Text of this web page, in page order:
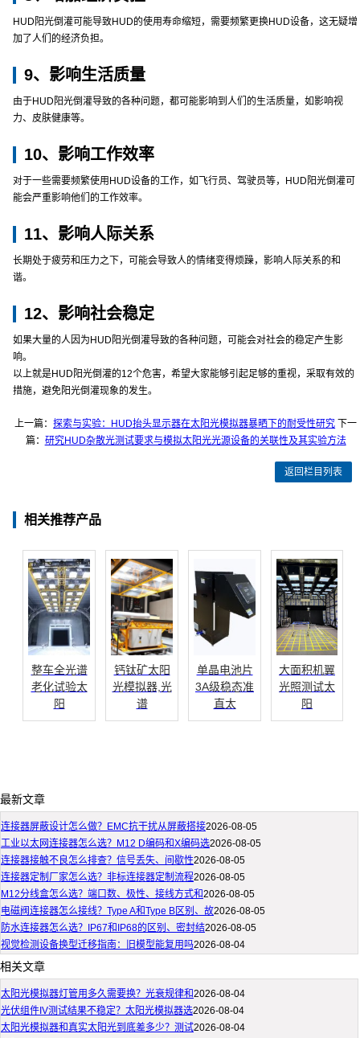
HUD阳光倒灌可能导致HUD的使用寿命缩短，需要频繁更换HUD设备，这无疑增
加了人们的经济负担。
9、影响生活质量
由于HUD阳光倒灌导致的各种问题，都可能影响到人们的生活质量，如影响视
力、皮肤健康等。
10、影响工作效率
对于一些需要频繁使用HUD设备的工作，如飞行员、驾驶员等，HUD阳光倒灌可
能会严重影响他们的工作效率。
11、影响人际关系
长期处于疲劳和压力之下，可能会导致人的情绪变得烦躁，影响人际关系的和
谐。
12、影响社会稳定
如果大量的人因为HUD阳光倒灌导致的各种问题，可能会对社会的稳定产生影
响。
以上就是HUD阳光倒灌的12个危害，希望大家能够引起足够的重视，采取有效的
措施，避免阳光倒灌现象的发生。
上一篇：探索与实验：HUD抬头显示器在太阳光模拟器暴晒下的耐受性研究 下一
篇： 研究HUD杂散光测试要求与模拟太阳光光源设备的关联性及其实验方法
返回栏目列表
相关推荐产品
整车全光谱
老化试验太
阳
钙钛矿太阳
光模拟器,光
谱
单晶电池片
3A级稳态准
直太
大面积机翼
光照测试太
阳
最新文章
连接器屏蔽设计怎么做？EMC抗干扰从屏蔽搭接2026-08-05
工业以太网连接器怎么选？M12 D编码和X编码选2026-08-05
连接器接触不良怎么排查？信号丢失、间歇性2026-08-05
连接器定制厂家怎么选？非标连接器定制流程2026-08-05
M12分线盒怎么选？端口数、极性、接线方式和2026-08-05
电磁阀连接器怎么接线？Type A和Type B区别、故2026-08-05
防水连接器怎么选？IP67和IP68的区别、密封结2026-08-05
视觉检测设备换型迁移指南：旧模型能复用吗2026-08-04
相关文章
太阳光模拟器灯管用多久需要换？光衰规律和2026-08-04
光伏组件IV测试结果不稳定？太阳光模拟器选2026-08-04
太阳光模拟器和真实太阳光到底差多少？测试2026-08-04